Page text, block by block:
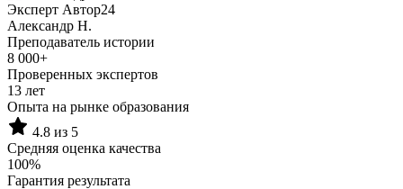
Эксперт Автор24
Александр Н.
Преподаватель истории
8 000+
Проверенных экспертов
13 лет
Опыта на рынке образования
4.8 из 5
Средняя оценка качества
100%
Гарантия результата